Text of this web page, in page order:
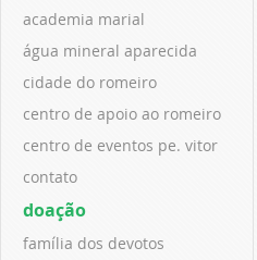
academia marial
água mineral aparecida
cidade do romeiro
centro de apoio ao romeiro
centro de eventos pe. vitor
contato
doação
família dos devotos